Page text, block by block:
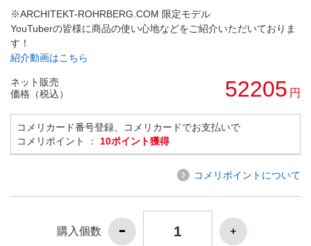
※ARCHITEKT-ROHRBERG.COM 限定モデル
YouTuberの皆様に商品の使い心地などをご紹介いただいておりま
す！
紹介動画はこちら
ネット販売
価格（税込）
52205 円
コメリカード番号登録、コメリカードでお支払いで
コメリポイント ： 10ポイント獲得
コメリポイントについて
購入個数